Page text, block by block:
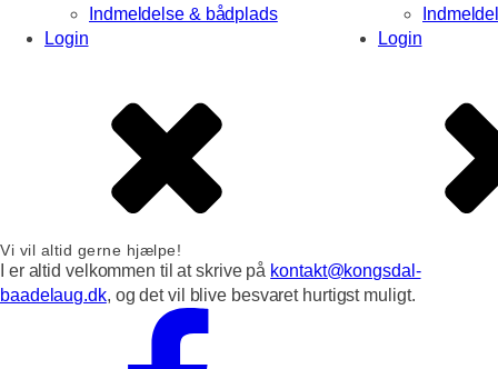
Indmeldelse & bådplads
Login
Login
Vi vil altid gerne hjælpe!
I er altid velkommen til at skrive på kontakt@kongsdal-
baadelaug.dk, og det vil blive besvaret hurtigst muligt.